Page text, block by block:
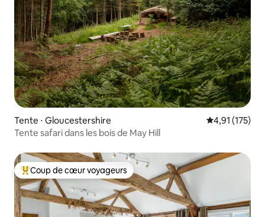
Tente ⋅ Gloucestershire Évaluation
4,91 (175)
Tente safari dans les bois de May Hill
Coups de cœur voyageurs les plus appréciés
Coup de cœur voyageurs